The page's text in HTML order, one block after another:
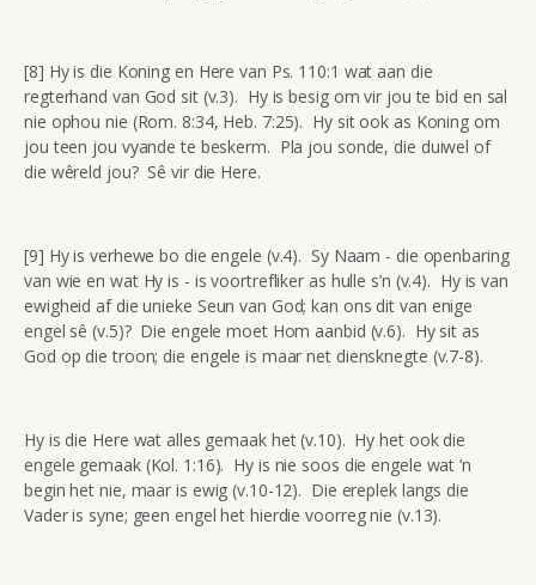
[8] Hy is die Koning en Here van Ps. 110:1 wat aan die
regterhand van God sit (v.3). Hy is besig om vir jou te bid en sal
nie ophou nie (Rom. 8:34, Heb. 7:25). Hy sit ook as Koning om
jou teen jou vyande te beskerm. Pla jou sonde, die duiwel of
die wêreld jou? Sê vir die Here.
[9] Hy is verhewe bo die engele (v.4). Sy Naam - die openbaring
van wie en wat Hy is - is voortrefliker as hulle s’n (v.4). Hy is van
ewigheid af die unieke Seun van God; kan ons dit van enige
engel sê (v.5)? Die engele moet Hom aanbid (v.6). Hy sit as
God op die troon; die engele is maar net diensknegte (v.7-8).
Hy is die Here wat alles gemaak het (v.10). Hy het ook die
engele gemaak (Kol. 1:16). Hy is nie soos die engele wat ‘n
begin het nie, maar is ewig (v.10-12). Die ereplek langs die
Vader is syne; geen engel het hierdie voorreg nie (v.13).